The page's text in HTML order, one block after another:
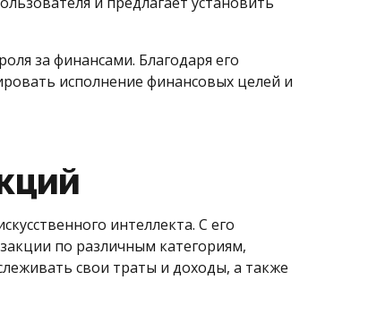
за финансами. Благодаря его
исполнение финансовых целей и
интеллекта. С его
по различным категориям,
свои траты и доходы, а также